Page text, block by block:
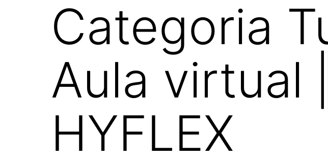
Categoria
Aula virtual
HYFLEX